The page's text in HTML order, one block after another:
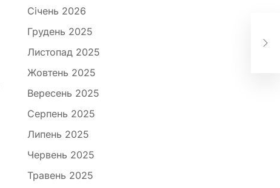
Січень 2026
Грудень 2025
Листопад 2025
Жовтень 2025
Вересень 2025
Серпень 2025
Липень 2025
Червень 2025
Травень 2025